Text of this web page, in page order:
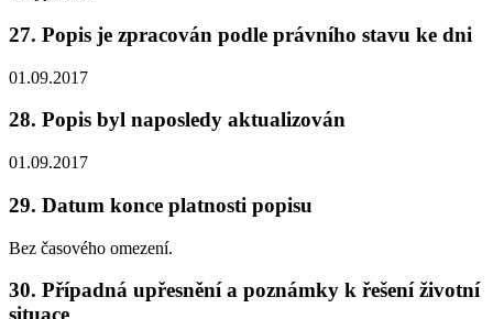
27. Popis je zpracován podle právního stavu ke dni
01.09.2017
28. Popis byl naposledy aktualizován
01.09.2017
29. Datum konce platnosti popisu
Bez časového omezení.
30. Případná upřesnění a poznámky k řešení životní
situace